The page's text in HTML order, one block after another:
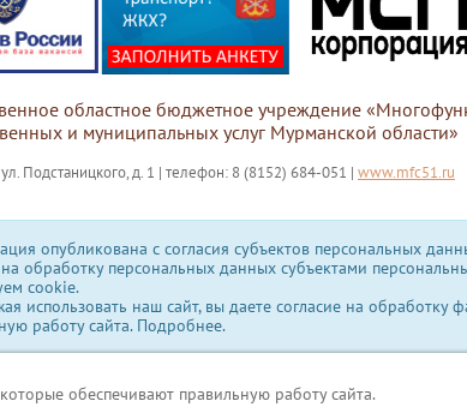
областное бюджетное учреждение
и муниципальных услуг Мурманской области»
Подстаницкого, д. 1 | телефон: 8 (8152) 684-051 | www.mfc51.ru
опубликована с согласия субъектов персональных
обработку персональных данных субъектами
сookie.
использовать наш сайт, вы даете согласие на обработку
работу сайта. Подробнее.
обеспечивают правильную работу сайта.